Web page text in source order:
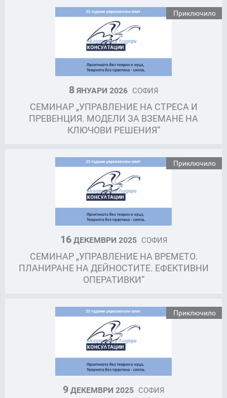
Приключило
8ЯНУАРИ 2026 СОФИЯ
СЕМИНАР „УПРАВЛЕНИЕ НА СТРЕСА И
ПРЕВЕНЦИЯ. МОДЕЛИ ЗА ВЗЕМАНЕ НА
КЛЮЧОВИ РЕШЕНИЯ“
Приключило
16ДЕКЕМВРИ 2025 СОФИЯ
СЕМИНАР „УПРАВЛЕНИЕ НА ВРЕМЕТО.
ПЛАНИРАНЕ НА ДЕЙНОСТИТЕ. ЕФЕКТИВНИ
ОПЕРАТИВКИ“
Приключило
9ДЕКЕМВРИ 2025 СОФИЯ